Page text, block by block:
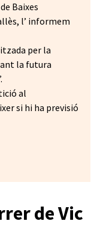
Baixes
l’ informem
per la
la futura
al
si hi ha previsió
de Vic